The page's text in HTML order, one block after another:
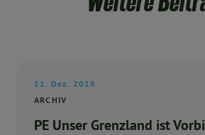
11. Dez. 2018
ARCHIV
PE Unser Grenzland ist